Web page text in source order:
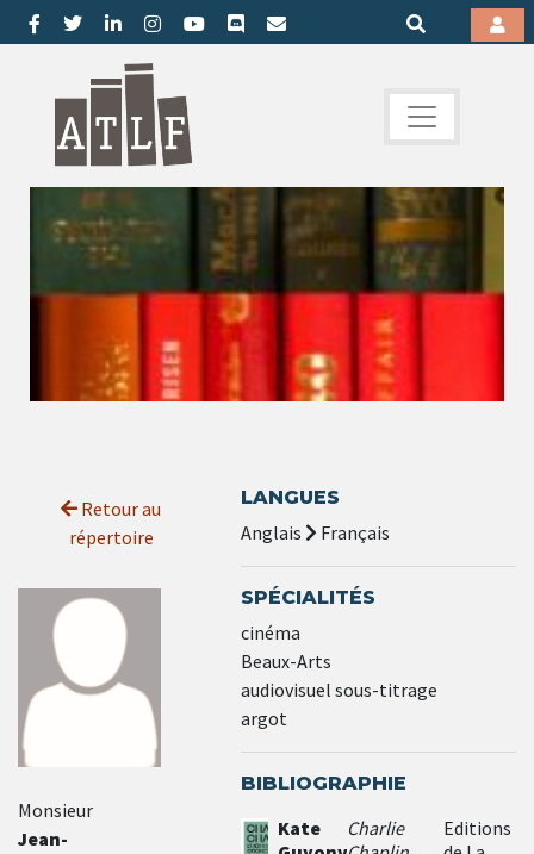
Retour au
répertoire
Monsieur
Jean-
LANGUES
Anglais Français
SPÉCIALITÉS
cinéma
Beaux-Arts
audiovisuel sous-titrage
argot
BIBLIOGRAPHIE
Kate
Charlie
Editions